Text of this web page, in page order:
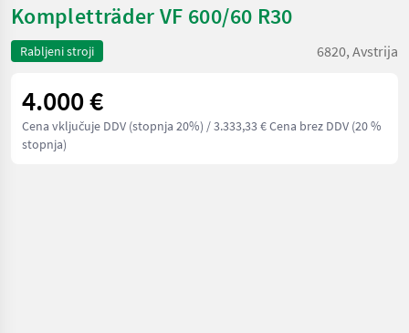
Kompletträder VF 600/60 R30
Rabljeni stroji 6820, Avstrija
4.000 €
Cena vključuje DDV (stopnja 20%) / 3.333,33 € Cena brez DDV (20 %
stopnja)